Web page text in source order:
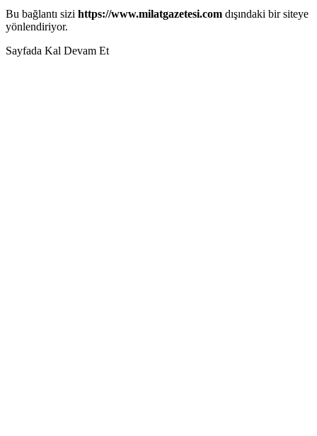
Bu bağlantı sizi https://www.milatgazetesi.com dışındaki bir siteye
yönlendiriyor.
Sayfada Kal Devam Et